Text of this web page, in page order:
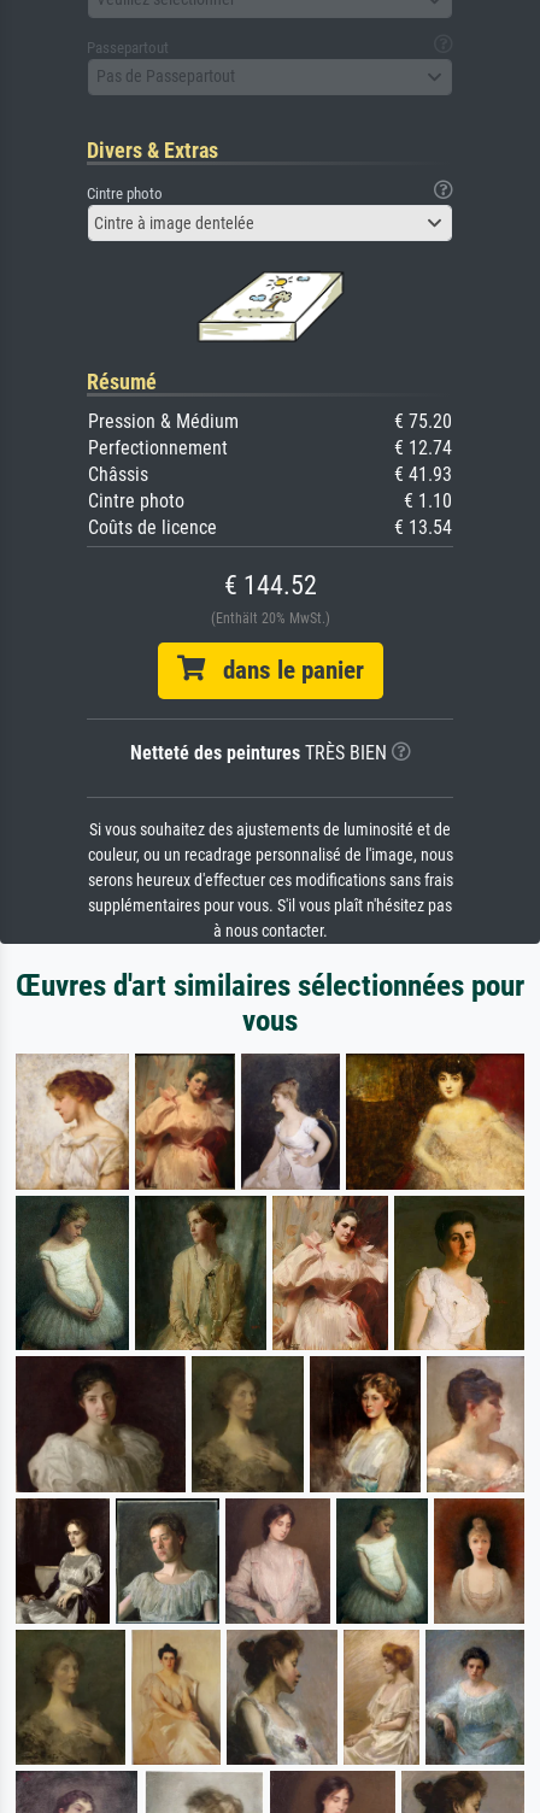
Passepartout
Pas de Passepartout
Divers & Extras
Cintre photo
Cintre à image dentelée
Résumé
Pression & Médium
€ 75.20
Perfectionnement
€ 12.74
Châssis
€ 41.93
Cintre photo
€ 1.10
Coûts de licence
€ 13.54
€ 144.52
(Enthält 20% MwSt.)
dans le panier
Netteté des peinturesTRÈS BIEN
Si vous souhaitez des ajustements de luminosité et de
couleur, ou un recadrage personnalisé de l'image, nous
serons heureux d'effectuer ces modifications sans frais
supplémentaires pour vous. S'il vous plaît n'hésitez pas
à nous contacter.
Œuvres d'art similaires sélectionnées pour
vous